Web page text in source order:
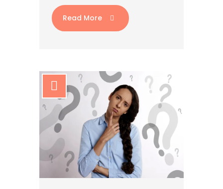
Read More